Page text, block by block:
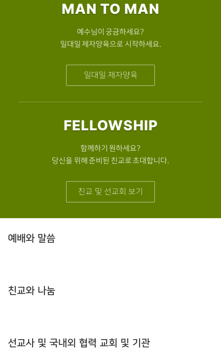
MAN TO MAN
예수님이 궁금하세요?
일대일 제자양육으로 시작하세요.
일대일 제자양육
FELLOWSHIP
함께하기 원하세요?
당신을 위해 준비된 친교로 초대합니다.
친교 및 선교회 보기
예배와 말씀
친교와 나눔
선교사 및 국내외 협력 교회 및 기관